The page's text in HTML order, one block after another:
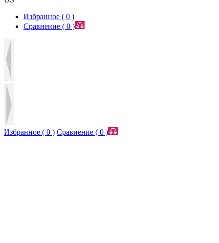
Избранное ( 0 )
Сравнение ( 0 )
Избранное ( 0 ) Сравнение ( 0 )